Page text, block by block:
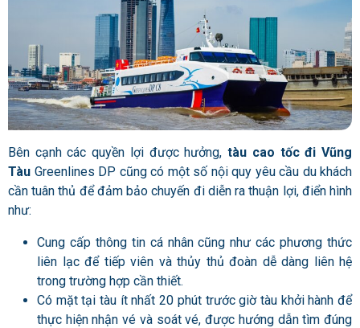
Bên cạnh các quyền lợi được hưởng, tàu cao tốc đi Vũng
Tàu Greenlines DP cũng có một số nội quy yêu cầu du khách
cần tuân thủ để đảm bảo chuyến đi diễn ra thuận lợi, điển hình
như:
Cung cấp thông tin cá nhân cũng như các phương thức
liên lạc để tiếp viên và thủy thủ đoàn dễ dàng liên hệ
trong trường hợp cần thiết.
Có mặt tại tàu ít nhất 20 phút trước giờ tàu khởi hành để
thực hiện nhận vé và soát vé, được hướng dẫn tìm đúng